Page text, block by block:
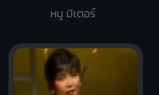
หนู มิเตอร์